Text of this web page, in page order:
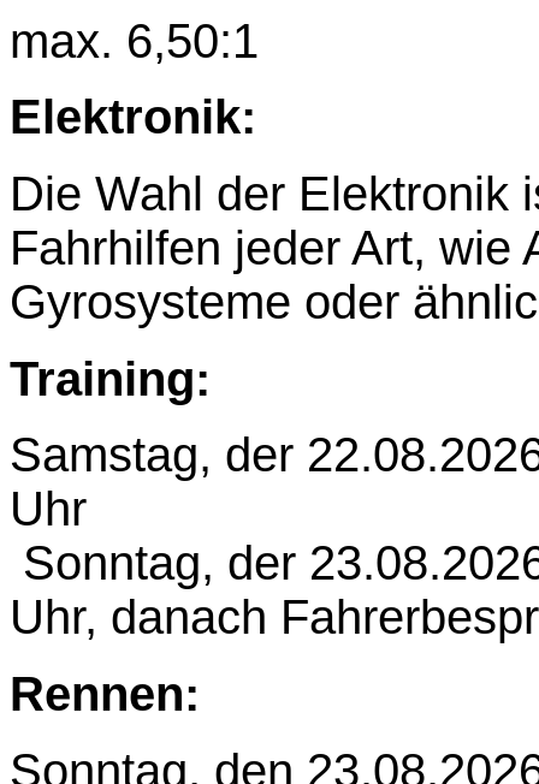
max. 6,50:1
Elektronik:
Die Wahl der Elektronik
Fahrhilfen jeder Art, wie
Gyrosysteme oder
Training:
Samstag, der
Uhr
Sonntag, der
Uhr, danach
Rennen:
Sonntag, den